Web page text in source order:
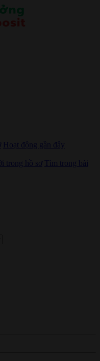
Hoạt động gần đây
trong hồ sơ Tìm trong bài